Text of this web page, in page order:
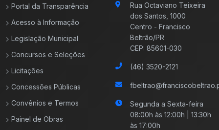
Portal da Transparência
Acesso à Informação
Legislação Municipal
Concursos e Seleções
Licitações
Concessões Públicas
Convênios e Termos
Painel de Obras
Rua Octaviano Teixeira
dos Santos, 1000
Centro - Francisco
Beltrão/PR
CEP: 85601-030
(46) 3520-2121
Segunda a Sexta-feira
08:00h às 12:00h | 13:30h
às 17:00h